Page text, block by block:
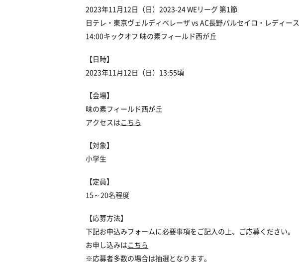
2023年11月12日（日）2023-24 WEリーグ 第1節
日テレ・東京ヴェルディベレーザ vs AC長野パルセイロ・レディース
14:00キックオフ 味の素フィールド西が丘
【日時】
2023年11月12日（日）13:55頃
【会場】
味の素フィールド西が丘
アクセスはこちら
【対象】
小学生
【定員】
15～20名程度
【応募方法】
下記お申込みフォームに必要事項をご記入の上、ご応募ください。
お申し込みはこちら
※応募者多数の場合は抽選となります。